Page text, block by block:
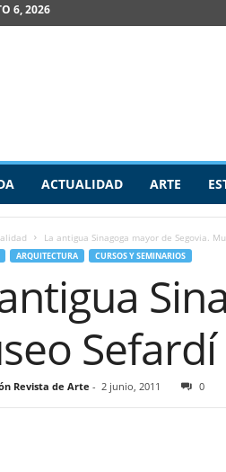
6, 2026
ACTUALIDAD ARTE
La antigua Sinagoga mayor de Segovia.
ARQUITECTURA CURSOS Y SEMINARIOS
Sefardí
Revista de Arte - 2 junio, 2011 0